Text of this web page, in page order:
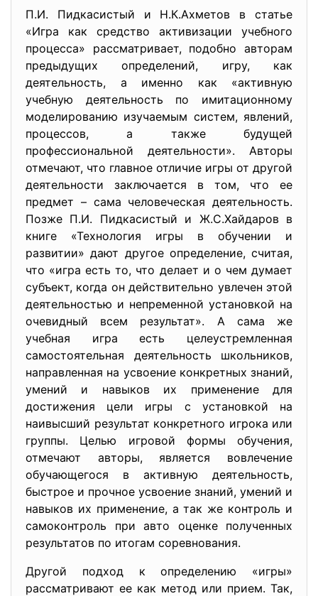
П.И. Пидкасистый и Н.К.Ахметов в статье
«Игра как средство активизации учебного
процесса» рассматривает, подобно авторам
предыдущих определений, игру, как
деятельность, а именно как «активную
учебную деятельность по имитационному
моделированию изучаемым систем, явлений,
процессов, а также будущей
профессиональной деятельности». Авторы
отмечают, что главное отличие игры от другой
деятельности заключается в том, что ее
предмет – сама человеческая деятельность.
Позже П.И. Пидкасистый и Ж.С.Хайдаров в
книге «Технология игры в обучении и
развитии» дают другое определение, считая,
что «игра есть то, что делает и о чем думает
субъект, когда он действительно увлечен этой
деятельностью и непременной установкой на
очевидный всем результат». А сама же
учебная игра есть целеустремленная
самостоятельная деятельность школьников,
направленная на усвоение конкретных знаний,
умений и навыков их применение для
достижения цели игры с установкой на
наивысший результат конкретного игрока или
группы. Целью игровой формы обучения,
отмечают авторы, является вовлечение
обучающегося в активную деятельность,
быстрое и прочное усвоение знаний, умений и
навыков их применение, а так же контроль и
самоконтроль при авто оценке полученных
результатов по итогам соревнования.
Другой подход к определению «игры»
рассматривают ее как метод или прием. Так,